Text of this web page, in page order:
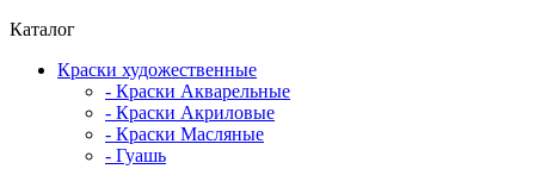
Каталог
Краски художественные
- Краски Акварельные
- Краски Акриловые
- Краски Масляные
- Гуашь